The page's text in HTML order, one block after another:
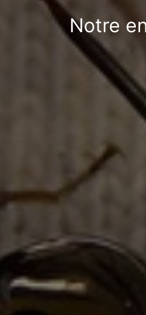
Notre